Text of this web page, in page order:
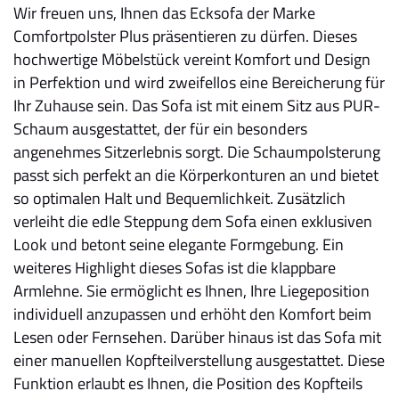
Wir freuen uns, Ihnen das Ecksofa der Marke
Comfortpolster Plus präsentieren zu dürfen. Dieses
hochwertige Möbelstück vereint Komfort und Design
in Perfektion und wird zweifellos eine Bereicherung für
Ihr Zuhause sein. Das Sofa ist mit einem Sitz aus PUR-
Schaum ausgestattet, der für ein besonders
angenehmes Sitzerlebnis sorgt. Die Schaumpolsterung
passt sich perfekt an die Körperkonturen an und bietet
so optimalen Halt und Bequemlichkeit. Zusätzlich
verleiht die edle Steppung dem Sofa einen exklusiven
Look und betont seine elegante Formgebung. Ein
weiteres Highlight dieses Sofas ist die klappbare
Armlehne. Sie ermöglicht es Ihnen, Ihre Liegeposition
individuell anzupassen und erhöht den Komfort beim
Lesen oder Fernsehen. Darüber hinaus ist das Sofa mit
einer manuellen Kopfteilverstellung ausgestattet. Diese
Funktion erlaubt es Ihnen, die Position des Kopfteils